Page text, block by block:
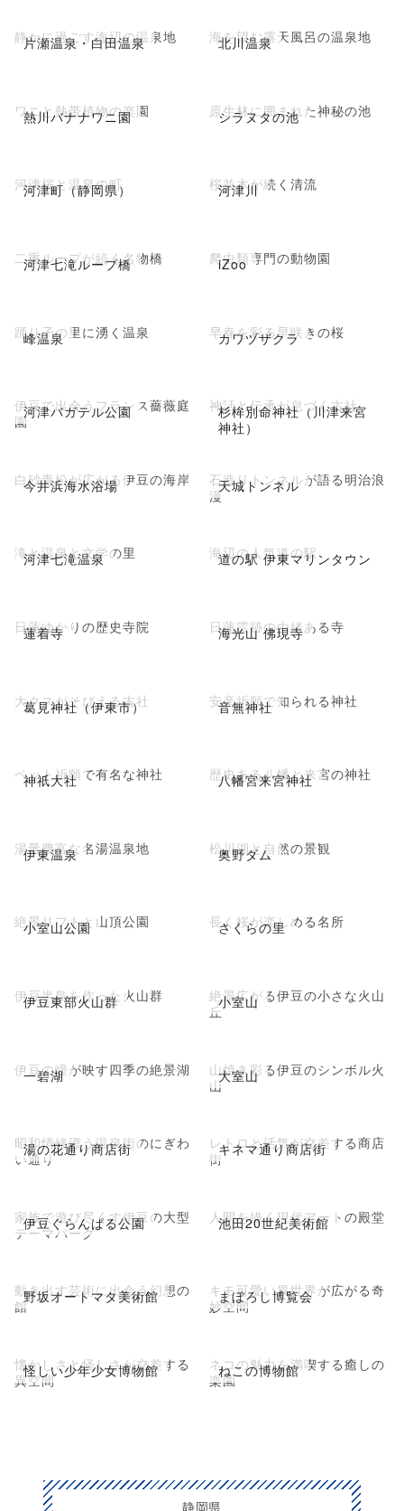
片瀬温泉・白田温泉
静かに過ごす海辺の温泉地 北川温泉
海を望む露天風呂の温泉地
熱川バナナワニ園
ワニと熱帯植物の楽園 シラヌタの池
原生林に囲まれた神秘の池
河津町（静岡県）
河津桜と温泉の町 河津川
桜並木が続く清流
河津七滝ループ橋
二重ループが続く名物橋 iZoo
爬虫類専門の動物園
峰温泉
踊り子の里に湧く温泉 カワヅザクラ
早春を彩る早咲きの桜
河津バガテル公園
伊豆で出会うフランス薔薇庭
園
杉桙別命神社（川津来宮
神社）
神話と伝承が息づく古社
今井浜海水浴場
白砂青松が広がる伊豆の海岸 天城トンネル
石造りトンネルが語る明治浪
漫
河津七滝温泉
滝と温泉と文学の里 道の駅 伊東マリンタウン
海辺の人気道の駅
蓮着寺
日蓮ゆかりの歴史寺院 海光山 佛現寺
日蓮霊跡の由緒ある寺
葛見神社（伊東市）
大クスがそびえる古社 音無神社
安産祈願で知られる神社
神祇大社
ペット祈願で有名な神社 八幡宮来宮神社
歴史ある八幡と来宮の神社
伊東温泉
湯量豊富な名湯温泉地 奥野ダム
松川湖と自然の景観
小室山公園
絶景リフトと山頂公園 さくらの里
長く桜が楽しめる名所
伊豆東部火山群
伊豆半島を作った火山群 小室山
絶景広がる伊豆の小さな火山
丘
一碧湖
伊豆の瞳が映す四季の絶景湖 大室山
山焼き彩る伊豆のシンボル火
山
湯の花通り商店街
昭和情緒漂う温泉街のにぎわ
い通り
キネマ通り商店街
レトロと活気が交差する商店
街
伊豆ぐらんぱる公園
家族で遊び尽くす伊豆の大型
テーマパーク
池田20世紀美術館
人間を描く現代アートの殿堂
野坂オートマタ美術館
動き出す芸術に出会う幻想の
館
まぼろし博覧会
キモ可愛い異世界が広がる奇
妙空間
怪しい少年少女博物館
懐かしさと怪しさが交差する
異空間
ねこの博物館
ネコの魅力を満喫する癒しの
楽園
静岡県